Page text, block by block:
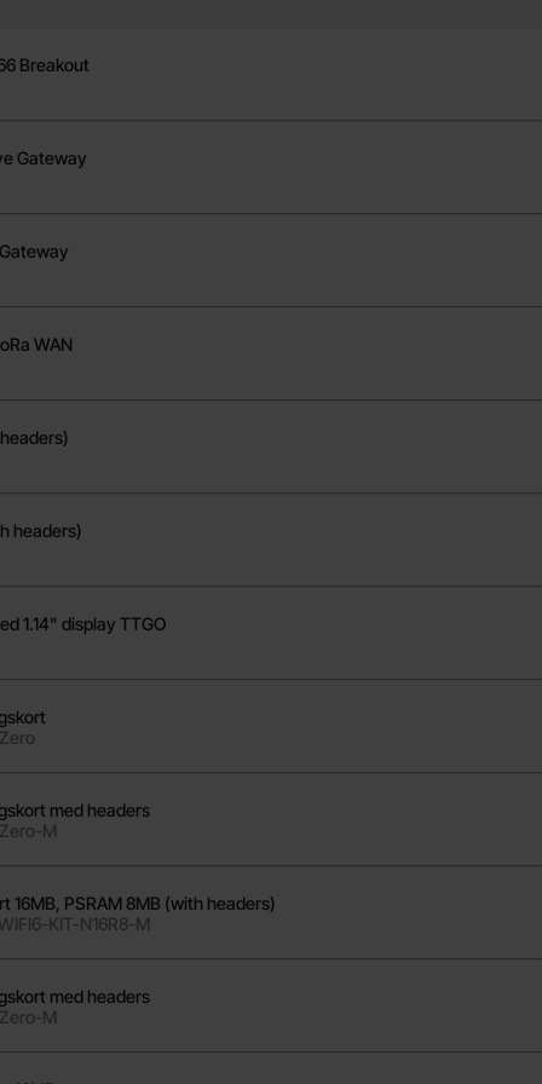
Breakout
Gateway
WAN
headers)
1.14" display TTGO
med headers
M
16MB, PSRAM 8MB (with headers)
KIT-N16R8-M
med headers
M